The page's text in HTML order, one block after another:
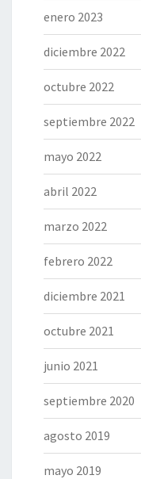
enero 2023
diciembre 2022
octubre 2022
septiembre 2022
mayo 2022
abril 2022
marzo 2022
febrero 2022
diciembre 2021
octubre 2021
junio 2021
septiembre 2020
agosto 2019
mayo 2019